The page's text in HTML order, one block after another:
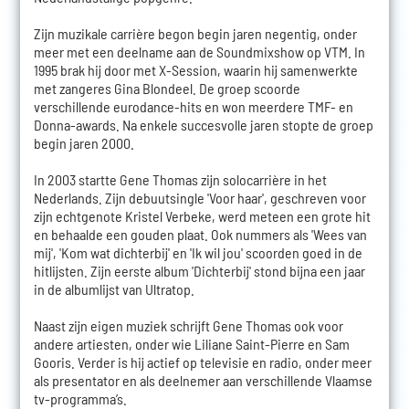
Zijn muzikale carrière begon begin jaren negentig, onder
meer met een deelname aan de Soundmixshow op VTM. In
1995 brak hij door met X-Session, waarin hij samenwerkte
met zangeres Gina Blondeel. De groep scoorde
verschillende eurodance-hits en won meerdere TMF- en
Donna-awards. Na enkele succesvolle jaren stopte de groep
begin jaren 2000.
In 2003 startte Gene Thomas zijn solocarrière in het
Nederlands. Zijn debuutsingle 'Voor haar', geschreven voor
zijn echtgenote Kristel Verbeke, werd meteen een grote hit
en behaalde een gouden plaat. Ook nummers als 'Wees van
mij', 'Kom wat dichterbij' en 'Ik wil jou' scoorden goed in de
hitlijsten. Zijn eerste album 'Dichterbij' stond bijna een jaar
in de albumlijst van Ultratop.
Naast zijn eigen muziek schrijft Gene Thomas ook voor
andere artiesten, onder wie Liliane Saint-Pierre en Sam
Gooris. Verder is hij actief op televisie en radio, onder meer
als presentator en als deelnemer aan verschillende Vlaamse
tv-programma’s.